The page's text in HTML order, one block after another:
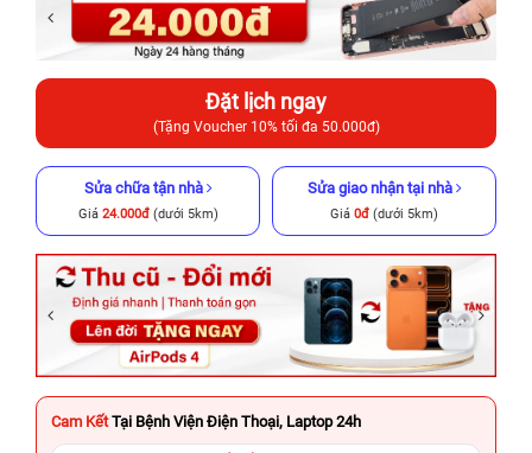
Đặt lịch ngay
(Tặng Voucher 10% tối đa 50.000đ)
Sửa chữa tận nhà
Giá 24.000đ(dưới 5km)
Sửa giao nhận tại nhà
Giá 0đ (dưới 5km)
Cam Kết Tại Bệnh Viện Điện Thoại, Laptop 24h